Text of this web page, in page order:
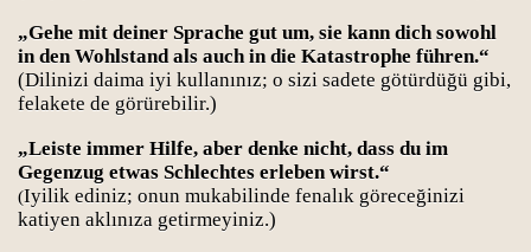
„Gehe mit deiner Sprache gut um, sie kann dich sowohl
in den Wohlstand als auch in die Katastrophe führen.“
(Dilinizi daima iyi kullanınız; o sizi sadete götürdüğü gibi,
felakete de görürebilir.)
„Leiste immer Hilfe, aber denke nicht, dass du im
Gegenzug etwas Schlechtes erleben wirst.“
(Iyilik ediniz; onun mukabilinde fenalık göreceğinizi
katiyen aklınıza getirmeyiniz.)